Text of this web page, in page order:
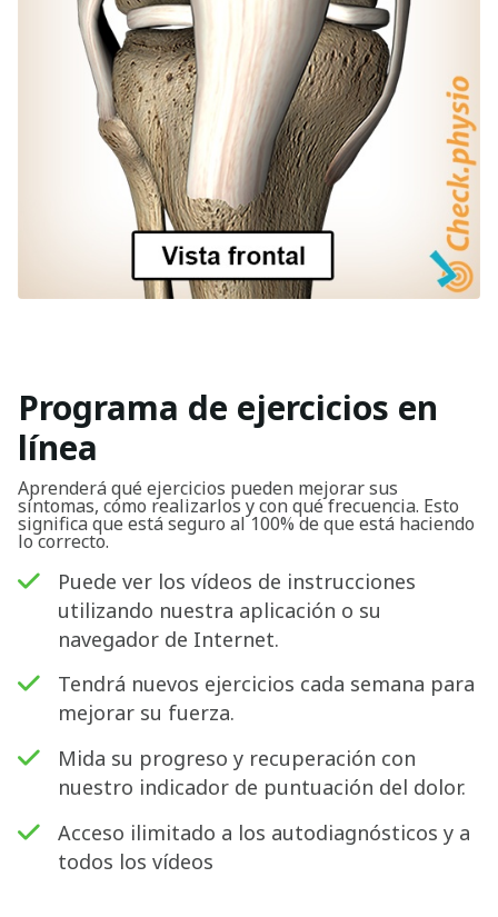
Programa de ejercicios en
línea
Aprenderá qué ejercicios pueden mejorar sus
síntomas, cómo realizarlos y con qué frecuencia. Esto
significa que está seguro al 100% de que está haciendo
lo correcto.
Puede ver los vídeos de instrucciones
utilizando nuestra aplicación o su
navegador de Internet.
Tendrá nuevos ejercicios cada semana para
mejorar su fuerza.
Mida su progreso y recuperación con
nuestro indicador de puntuación del dolor.
Acceso ilimitado a los autodiagnósticos y a
todos los vídeos